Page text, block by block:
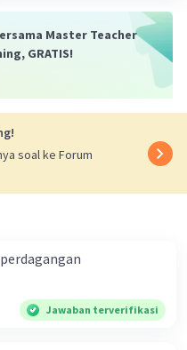
Master Teacher
GRATIS!
soal ke Forum
Jawaban terverifikasi